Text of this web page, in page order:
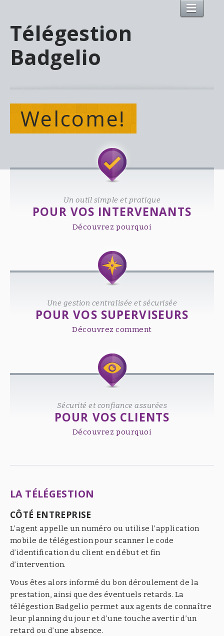
Télégestion
Badgelio
Welcome!
Un outil simple et pratique
POUR VOS INTERVENANTS
Découvrez pourquoi
Une gestion centralisée et sécurisée
POUR VOS SUPERVISEURS
Découvrez comment
Sécurité et confiance assurées
POUR VOS CLIENTS
Découvrez pourquoi
LA TÉLÉGESTION
CÔTÉ ENTREPRISE
L’agent appelle un numéro ou utilise l’application
mobile de télégestion pour scanner le code
d’identification du client en début et fin
d’intervention.
Vous êtes alors informé du bon déroulement de la
prestation, ainsi que des éventuels retards. La
télégestion Badgelio permet aux agents de connaître
leur planning du jour et d’une touche avertir d’un
retard ou d’une absence.